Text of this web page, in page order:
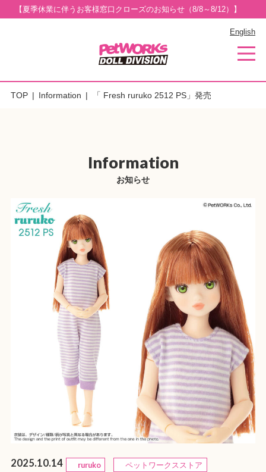
【夏季休業に伴うお客様窓口クローズのお知らせ（8/8～8/12）】
English
TOP Information 「 Fresh ruruko 2512 PS」発売
Information
お知らせ
2025.10.14 ruruko ペットワークスストア